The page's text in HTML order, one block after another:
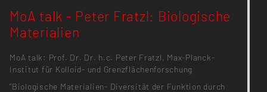
MoA talk - Peter Fratzl: Biologische
Materialien
MoA talk: Prof. Dr. Dr. h.c. Peter Fratzl, Max-Planck-
Institut für Kolloid- und Grenzflächenforschung
"Biologische Materialien- Diversität der Funktion durch